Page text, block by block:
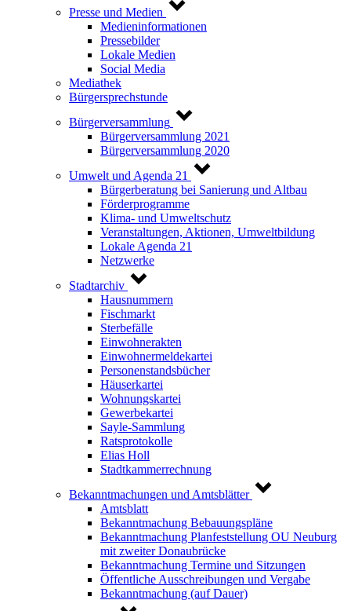
Presse und Medien
Medieninformationen
Pressebilder
Lokale Medien
Social Media
Mediathek
Bürgersprechstunde
Bürgerversammlung
Bürgerversammlung 2021
Bürgerversammlung 2020
Umwelt und Agenda 21
Bürgerberatung bei Sanierung und Altbau
Förderprogramme
Klima- und Umweltschutz
Veranstaltungen, Aktionen, Umweltbildung
Lokale Agenda 21
Netzwerke
Stadtarchiv
Hausnummern
Fischmarkt
Sterbefälle
Einwohnerakten
Einwohnermeldekartei
Personenstandsbücher
Häuserkartei
Wohnungskartei
Gewerbekartei
Sayle-Sammlung
Ratsprotokolle
Elias Holl
Stadtkammerrechnung
Bekanntmachungen und Amtsblätter
Amtsblatt
Bekanntmachung Bebauungspläne
Bekanntmachung Planfeststellung OU Neuburg
mit zweiter Donaubrücke
Bekanntmachung Termine und Sitzungen
Öffentliche Ausschreibungen und Vergabe
Bekanntmachung (auf Dauer)